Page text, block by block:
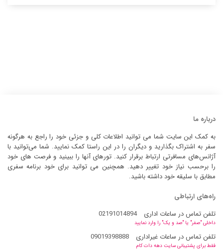
درباره ما
به کمک این سایت شما می توانید اطلاعات کلی و جزئی خود را راجع به هرگونه
سفر به اشتراک بگذارید و دیگران را در این راستا کمک نمایید. شما می‌توانید با
آژانس‌های مسافرتی ارتباط برقرار کنید. تورهای آنها را ببینید و فرصت های خود
را برحسب نیاز خود تغییر دهید. همچنین می توانید برای خود برنامه سفری
مطابق با سلیقه خود داشته باشید.
راه‌های ارتباطی
تلفن تماس در ساعات اداری
02191014894
داخلی "صفر" یا "صد و یک" را وارد نمایید
تلفن تماس در ساعات غیراداری 09019398888
فقط برای پشتیبانی سایت دهه دات کام